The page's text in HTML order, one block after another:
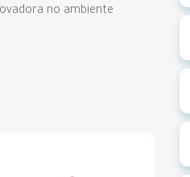
no ambiente